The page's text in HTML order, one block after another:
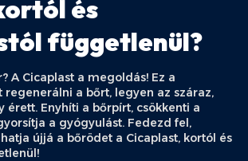
és
függetlenül?
A Cicaplast a megoldás! Ez a
regenerálni a bőrt, legyen az száraz,
érett. Enyhíti a bőrpírt, csökkenti a
a gyógyulást. Fedezd fel,
újjá a bőrödet a Cicaplast, kortól és